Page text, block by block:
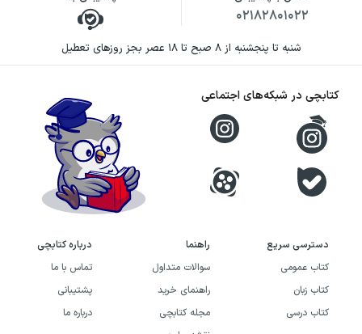
۰۲۱۸۲۸۰۱۰۲۲
شنبه تا پنجشنبه از ۸ صبح تا ۱۸ عصر بجز روزهای تعطیل
دسترسی سریع
کتاب عمومی
کتاب زبان
کتاب درسی
راهنما
سوالات متداول
راهنمای خرید
مجله کتابچی
درباره کتابچی
تماس با ما
پشتیبانی
درباره ما
کتابچی در شبکه‌های اجتماعی